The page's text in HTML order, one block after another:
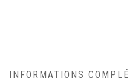
INFORMATIONS